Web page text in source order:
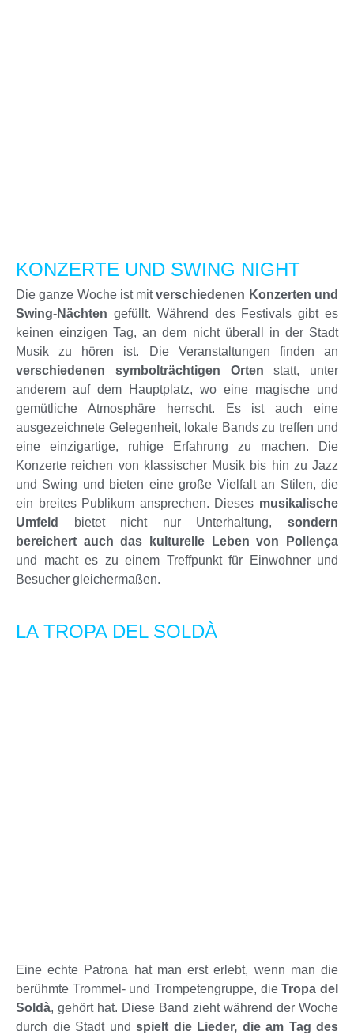
KONZERTE UND SWING NIGHT
Die ganze Woche ist mitverschiedenen Konzerten und
Swing-Nächten gefüllt. Während des Festivals gibt es
keinen einzigen Tag, an dem nicht überall in der Stadt
Musik zu hören ist. Die Veranstaltungen finden an
verschiedenen symbolträchtigen Orten statt, unter
anderem auf dem Hauptplatz, wo eine magische und
gemütliche Atmosphäre herrscht. Es ist auch eine
ausgezeichnete Gelegenheit, lokale Bands zu treffen und
eine einzigartige, ruhige Erfahrung zu machen. Die
Konzerte reichen von klassischer Musik bis hin zu Jazz
und Swing und bieten eine große Vielfalt an Stilen, die
ein breites Publikum ansprechen. Dieses musikalische
Umfeld
bietet nicht nur Unterhaltung, sondern
bereichert auch das kulturelle Leben von Pollença
und macht es zu einem Treffpunkt für Einwohner und
Besucher gleichermaßen.
LA TROPA DEL SOLDÀ
Eine echte Patrona hat man erst erlebt, wenn man die
berühmte Trommel- und Trompetengruppe, dieTropa del
Soldà, gehört hat. Diese Band zieht während der Woche
durch die Stadt und spielt die Lieder, die am Tag des